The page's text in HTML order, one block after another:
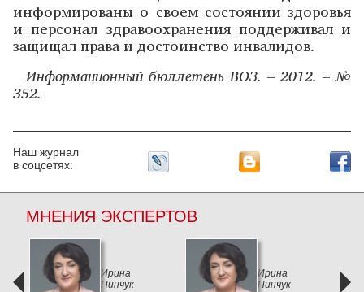
информированы о своем состоянии здоровья
и персонал здравоохранения поддерживал и
защищал права и достоинство инвалидов.
Информационный бюллетень ВОЗ. – 2012. – №
352.
Наш журнал
в соцсетях:
МНЕНИЯ ЭКСПЕРТОВ
Ирина
Пинчук
Ирина
Пинчук